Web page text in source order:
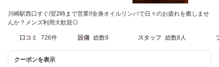
川崎駅西口すぐ/翌2時まで営業!!全身オイルリンパで日々のお疲れを癒しませ
んか？メンズ利用大歓迎◎
口コミ 726件 設備 総数9 スタッフ 総数8人
クーポンを表示